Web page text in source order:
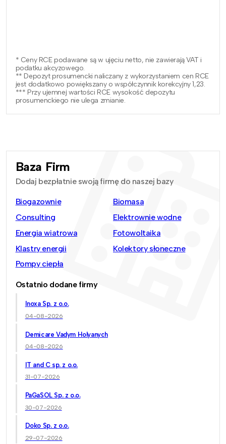
* Ceny RCE podawane są w ujęciu netto, nie zawierają VAT i
podatku akcyzowego.
** Depozyt prosumencki naliczany z wykorzystaniem cen RCE
jest dodatkowo powiększany o współczynnik korekcyjny 1,23.
*** Przy ujemnej wartości RCE wysokość depozytu
prosumenckiego nie ulega zmianie.
Baza Firm
Dodaj bezpłatnie swoją firmę do naszej bazy
Biogazownie
Biomasa
Consulting
Elektrownie wodne
Energia wiatrowa
Fotowoltaika
Klastry energii
Kolektory słoneczne
Pompy ciepła
Ostatnio dodane firmy
Inoxa Sp. z o.o.
04-08-2026
Demicare Vadym Holyanych
04-08-2026
IT and C sp. z o.o.
31-07-2026
PaGaSOL Sp. z o.o.
30-07-2026
Doko Sp. z o.o.
29-07-2026